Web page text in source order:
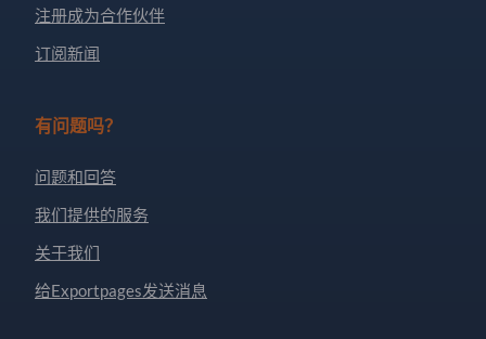
注册成为合作伙伴
订阅新闻
有问题吗？
问题和回答
我们提供的服务
关于我们
给Exportpages发送消息